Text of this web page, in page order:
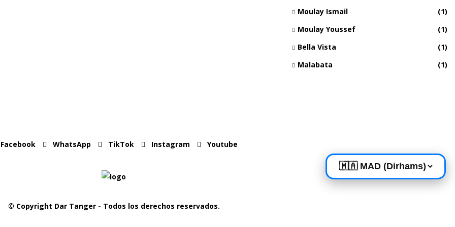
Moulay Ismail
(1)
Moulay Youssef
(1)
Bella Vista
(1)
Malabata
(1)
WhatsApp TikTok Instagram Youtube
© Copyright Dar Tanger - Todos los derechos reservados.